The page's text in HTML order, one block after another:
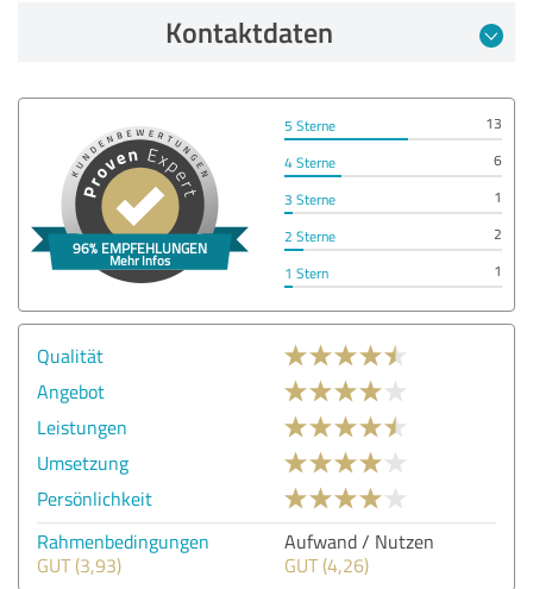
Kontaktdaten
5 Sterne
13
4 Sterne
6
3 Sterne
1
2 Sterne
2
1 Stern
1
Qualität
Angebot
Leistungen
Umsetzung
Persönlichkeit
Rahmenbedingungen
GUT (3,93)
Aufwand / Nutzen
GUT (4,26)